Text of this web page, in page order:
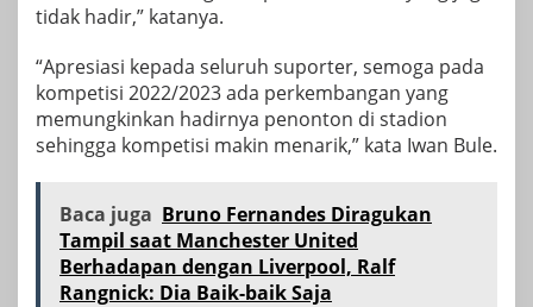
tidak hadir,” katanya.
“Apresiasi kepada seluruh suporter, semoga pada
kompetisi 2022/2023 ada perkembangan yang
memungkinkan hadirnya penonton di stadion
sehingga kompetisi makin menarik,” kata Iwan Bule.
Baca juga Bruno Fernandes Diragukan
Tampil saat Manchester United
Berhadapan dengan Liverpool, Ralf
Rangnick: Dia Baik-baik Saja